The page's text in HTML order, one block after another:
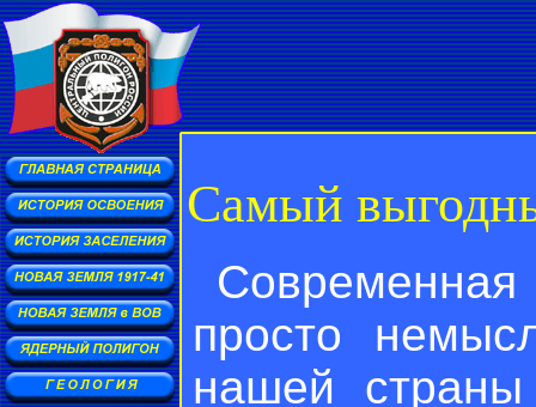
Самый
просто
нашей